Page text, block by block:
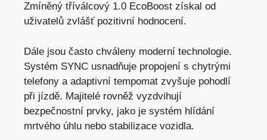
Zmíněný tříválcový 1.0 EcoBoost získal od
uživatelů zvlášť pozitivní hodnocení.
Dále jsou často chváleny moderní technologie.
Systém SYNC usnadňuje propojení s chytrými
telefony a adaptivní tempomat zvyšuje pohodlí
při jízdě. Majitelé rovněž vyzdvihují
bezpečnostní prvky, jako je systém hlídání
mrtvého úhlu nebo stabilizace vozidla.